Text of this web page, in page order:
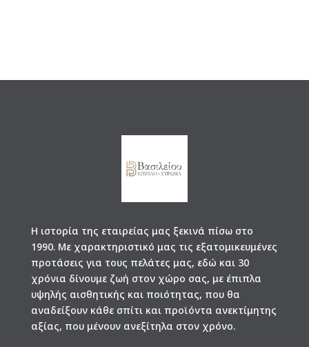
Η ιστορία της εταιρείας μας ξεκινά πίσω στο
1990. Με χαρακτηριστικό μας τις εξατομικευμένες
προτάσεις για τους πελάτες μας, εδώ και 30
χρόνια δίνουμε ζωή στον χώρο σας, με έπιπλα
υψηλής αισθητικής και ποιότητας, που θα
αναδείξουν κάθε σπίτι και προϊόντα ανεκτίμητης
αξίας, που μένουν ανεξίτηλα στον χρόνο.